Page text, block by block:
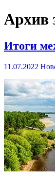
Архив
Итоги
11.07.2022